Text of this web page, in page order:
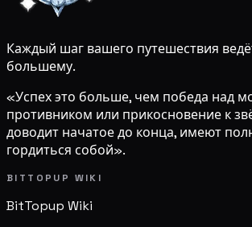
Каждый шаг вашего путешествия
большему.
«Успех это больше, чем победа над
противником или прикосновение к
доводит начатое до конца, имеют
гордиться собой».
BITTOPUP WIKI
BitTopup Wiki